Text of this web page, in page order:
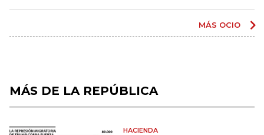
MÁS OCIO
MÁS DE LA REPÚBLICA
HACIENDA